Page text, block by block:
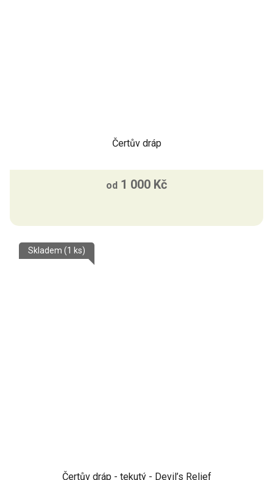
Čertův dráp
od 1 000 Kč
Čertův dráp - tekutý - Devil’s Relief
Skladem (1 ks)